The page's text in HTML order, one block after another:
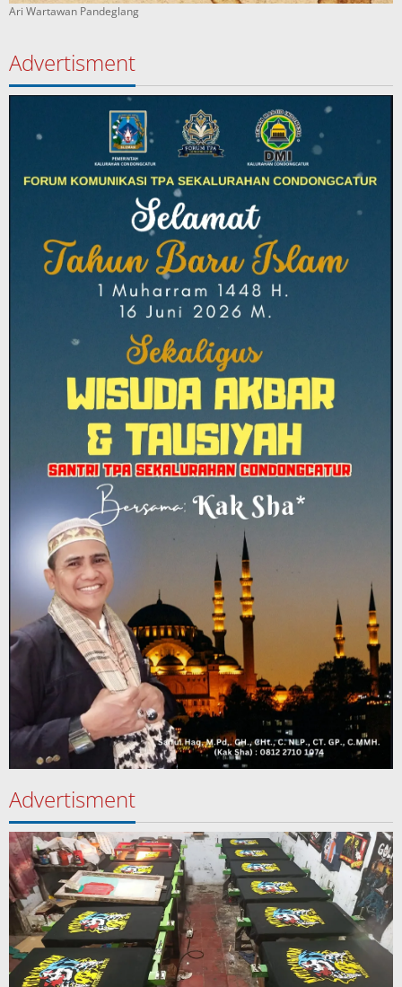
Ari Wartawan Pandeglang
Advertisment
Advertisment